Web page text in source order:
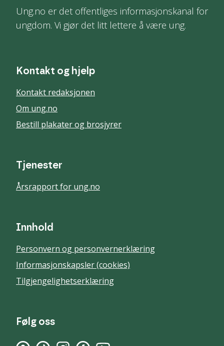
Ung.no er det offentliges informasjonskanal for
ungdom. Vi gjør det litt lettere å være ung.
Kontakt og hjelp
Kontakt redaksjonen
Om ung.no
Bestill plakater og brosjyrer
Tjenester
Årsrapport for ung.no
Innhold
Personvern og personvernerklæring
Informasjonskapsler (cookies)
Tilgjengelighetserklæring
Følg oss